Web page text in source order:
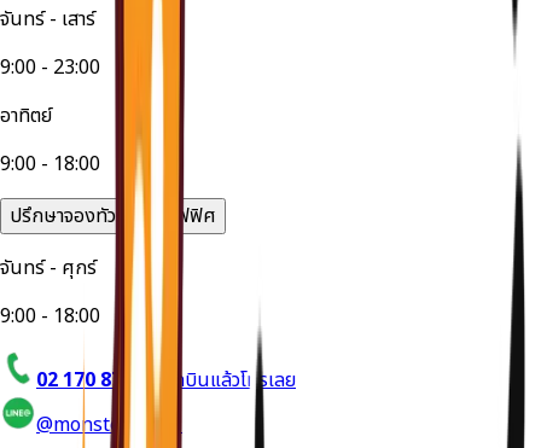
จันทร์ - เสาร์
9:00 - 23:00
อาทิตย์
9:00 - 18:00
ปรึกษาจองทัวร์ได้ที่ออฟฟิศ
จันทร์ - ศุกร์
9:00 - 18:00
02 170 8714
อยากบินแล้วโทรเลย
@monstertravel